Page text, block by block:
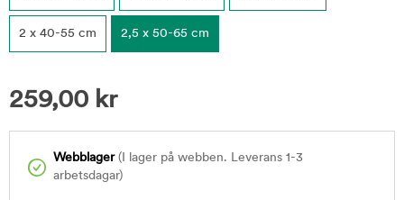
2 x 40-55 cm 2,5 x 50-65 cm
259,00 kr
Webblager(I lager på webben. Leverans 1-3
arbetsdagar)